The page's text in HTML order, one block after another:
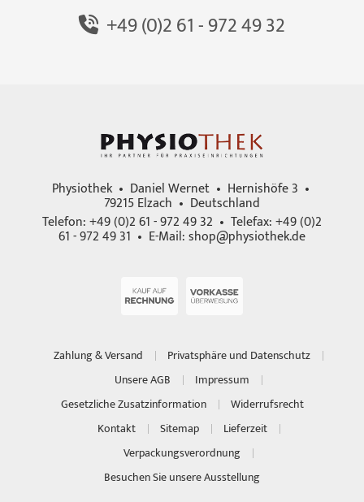
+49 (0)2 61 - 972 49 32
Physiothek • Daniel Wernet • Hernishöfe 3 •
79215 Elzach • Deutschland
Telefon: +49 (0)2 61 - 972 49 32 • Telefax: +49 (0)2
61 - 972 49 31 • E-Mail:shop@physiothek.de
Zahlung & Versand
Privatsphäre und Datenschutz
Unsere AGB
Impressum
Gesetzliche Zusatzinformation
Widerrufsrecht
Kontakt
Sitemap
Lieferzeit
Verpackungsverordnung
Besuchen Sie unsere Ausstellung